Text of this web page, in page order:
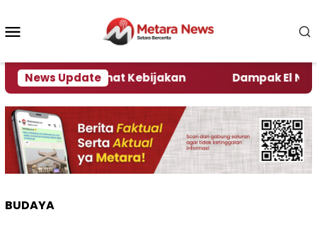
konten
News Update
Kata Pengamat Kebijakan Dampak El Nino,
BUDAYA